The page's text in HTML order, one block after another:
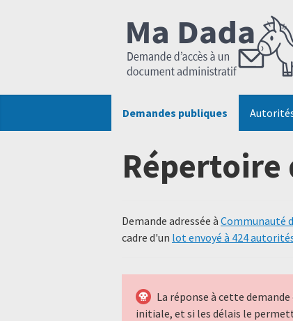
Demandes publiques
Demande adressée à Communauté
cadre d'un lot envoyé à 424
La réponse à cette demande
initiale, et si les délais le